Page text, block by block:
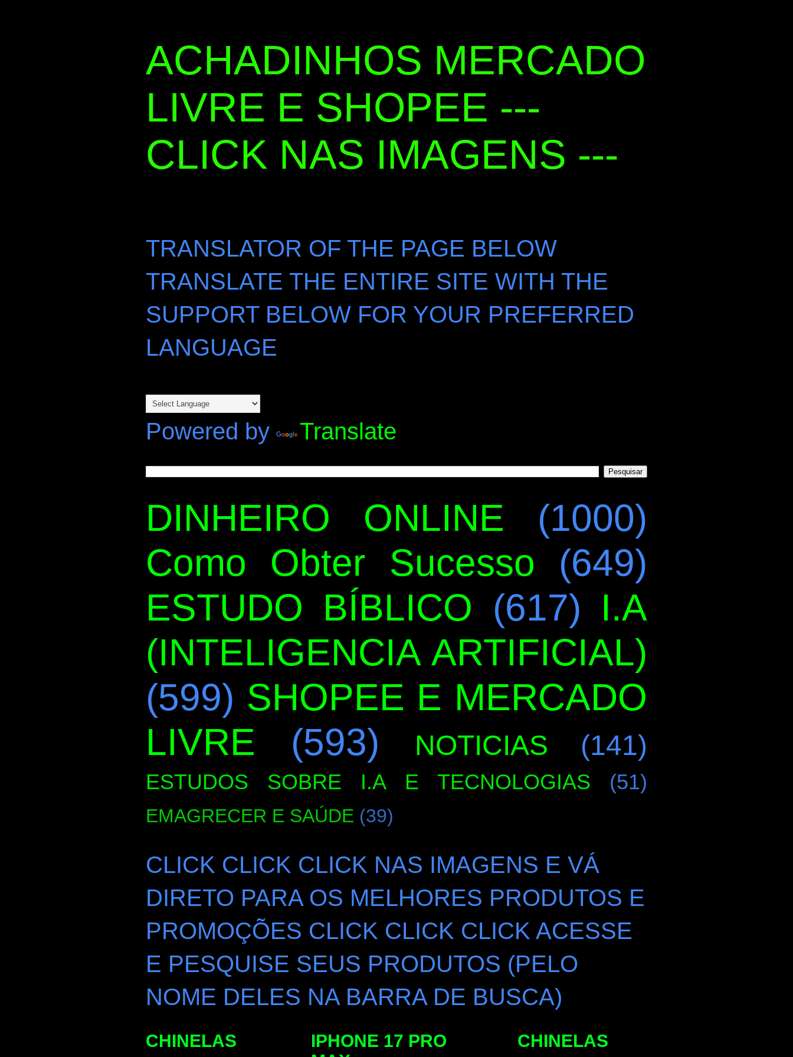
ACHADINHOS MERCADO
LIVRE E SHOPEE ---
CLICK NAS IMAGENS ---
TRANSLATOR OF THE PAGE BELOW
TRANSLATE THE ENTIRE SITE WITH THE
SUPPORT BELOW FOR YOUR PREFERRED
LANGUAGE
Powered by Translate
DINHEIRO ONLINE
(1000)
Como Obter Sucesso
(649)
ESTUDO BÍBLICO (617) I.A
(INTELIGENCIA ARTIFICIAL)
(599) SHOPEE E MERCADO
LIVRE
(593) NOTICIAS (141)
ESTUDOS SOBRE I.A E TECNOLOGIAS (51)
EMAGRECER E SAÚDE (39)
CLICK CLICK CLICK NAS IMAGENS E VÁ
DIRETO PARA OS MELHORES PRODUTOS E
PROMOÇÕES CLICK CLICK CLICK ACESSE
E PESQUISE SEUS PRODUTOS (PELO
NOME DELES NA BARRA DE BUSCA)
IPHONE 17 PRO
CHINELAS CHINELAS